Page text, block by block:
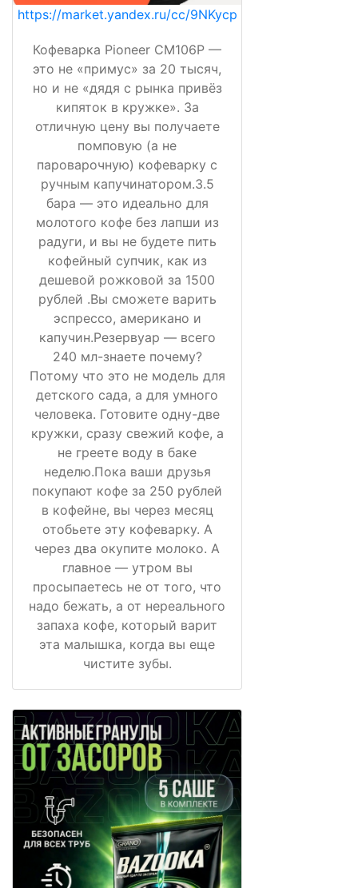
https://market.yandex.ru/cc/9NKycp
Кофеварка Pioneer CM106P —
это не «примус» за 20 тысяч,
но и не «дядя с рынка привёз
кипяток в кружке». За
отличную цену вы получаете
помповую (а не
пароварочную) кофеварку с
ручным капучинатором.3.5
бара — это идеально для
молотого кофе без лапши из
радуги, и вы не будете пить
кофейный супчик, как из
дешевой рожковой за 1500
рублей .Вы сможете варить
эспрессо, американо и
капучин.Резервуар — всего
240 мл-знаете почему?
Потому что это не модель для
детского сада, а для умного
человека. Готовите одну-две
кружки, сразу свежий кофе, а
не греете воду в баке
неделю.Пока ваши друзья
покупают кофе за 250 рублей
в кофейне, вы через месяц
отобьете эту кофеварку. А
через два окупите молоко. А
главное — утром вы
просыпаетесь не от того, что
надо бежать, а от нереального
запаха кофе, который варит
эта малышка, когда вы еще
чистите зубы.